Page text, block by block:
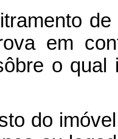
de
em
o qual
do